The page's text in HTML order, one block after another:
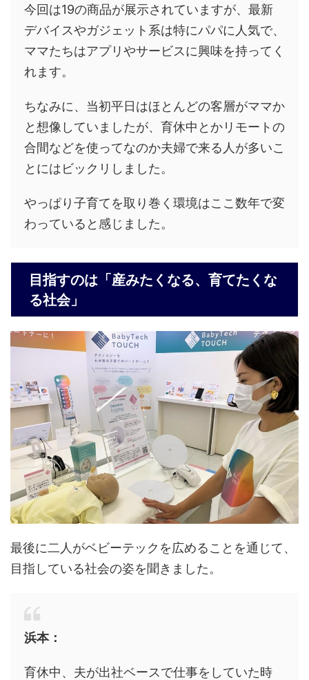
今回は19の商品が展示されていますが、最新
デバイスやガジェット系は特にパパに人気で、
ママたちはアプリやサービスに興味を持ってく
れます。
ちなみに、当初平日はほとんどの客層がママか
と想像していましたが、育休中とかリモートの
合間などを使ってなのか夫婦で来る人が多いこ
とにはビックリしました。
やっぱり子育てを取り巻く環境はここ数年で変
わっていると感じました。
目指すのは「産みたくなる、育てたくな
る社会」
最後に二人がベビーテックを広めることを通じて、
目指している社会の姿を聞きました。
浜本：
育休中、夫が出社ベースで仕事をしていた時